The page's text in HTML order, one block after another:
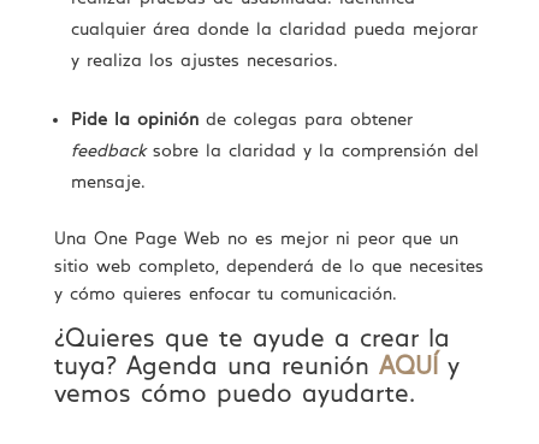
cualquier área donde la claridad pueda mejorar
y realiza los ajustes necesarios.
Pide la opiniónde colegas para obtener
feedbacksobre la claridad y la comprensión del
mensaje.
Una One Page Web no es mejor ni peor que un
sitio web completo, dependerá de lo que necesites
y cómo quieres enfocar tu comunicación.
¿Quieres que te ayude a crear la
tuya? Agenda una reunión AQUÍ y
vemos cómo puedo ayudarte.